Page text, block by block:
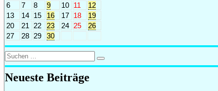
6
7 8 9 10 11
12
13
14 15 16 17 18
19
20
21 22 23 24 25
26
27
28 29 30
Suchen
nach:
Suchen
Neueste Beiträge